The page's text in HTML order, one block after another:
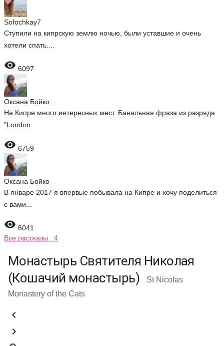
Sofochkay7
Ступили на кипрскую землю ночью, были уставшие и очень
хотели спать....
 6097
Оксана Бойко
На Кипре много интересных мест. Банальная фраза из разряда
"London...
 6759
Оксана Бойко
В январе 2017 я впервые побывала на Кипре и хочу поделиться
с вами...
 6041
Все рассказы 4
Монастырь Святителя Николая
(Кошачий монастырь)
St Nicolas
Monastery of the Cats

